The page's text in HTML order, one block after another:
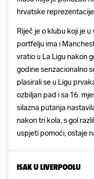
hrvatske
Riječ je o klubu koji je
portfelju ima i
vratio u La Ligu nakon
godine senzacionalno
plasirali se u Ligu
ozbiljan pad i sa 16.
silazna putanja
nakon tri kola, s gol
uspjeti pomoći, ostaje
ISAK U LIVERPOOLU